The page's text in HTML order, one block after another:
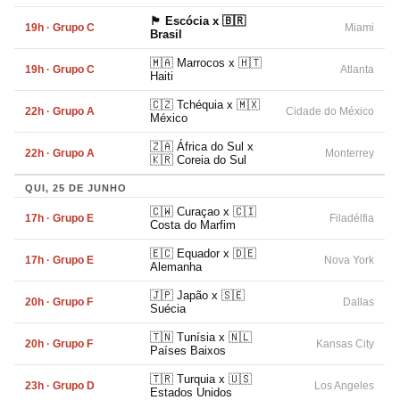
19h · Grupo C
🏴󠁧󠁢󠁳󠁣󠁴󠁿 Escócia x 🇧🇷
Brasil
Miami
19h · Grupo C
🇲🇦 Marrocos x 🇭🇹
Haiti
Atlanta
22h · Grupo A
🇨🇿 Tchéquia x 🇲🇽
México
Cidade do México
22h · Grupo A
🇿🇦 África do Sul x
🇰🇷 Coreia do Sul
Monterrey
QUI, 25 DE JUNHO
17h · Grupo E
🇨🇼 Curaçao x 🇨🇮
Costa do Marfim
Filadélfia
17h · Grupo E
🇪🇨 Equador x 🇩🇪
Alemanha
Nova York
20h · Grupo F
🇯🇵 Japão x 🇸🇪
Suécia
Dallas
20h · Grupo F
🇹🇳 Tunísia x 🇳🇱
Países Baixos
Kansas City
23h · Grupo D
🇹🇷 Turquia x 🇺🇸
Estados Unidos
Los Angeles